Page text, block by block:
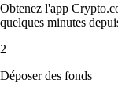
Obtenez l'app
quelques minutes
2
Déposer des fonds